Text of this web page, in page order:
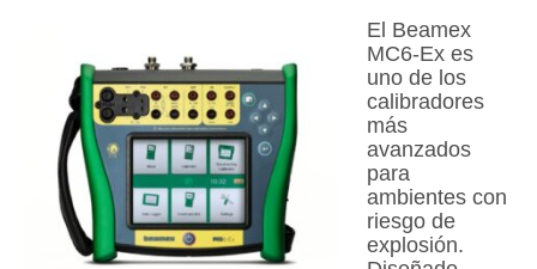
El Beamex
MC6-Ex es
uno de los
calibradores
más
avanzados
para
ambientes con
riesgo de
explosión.